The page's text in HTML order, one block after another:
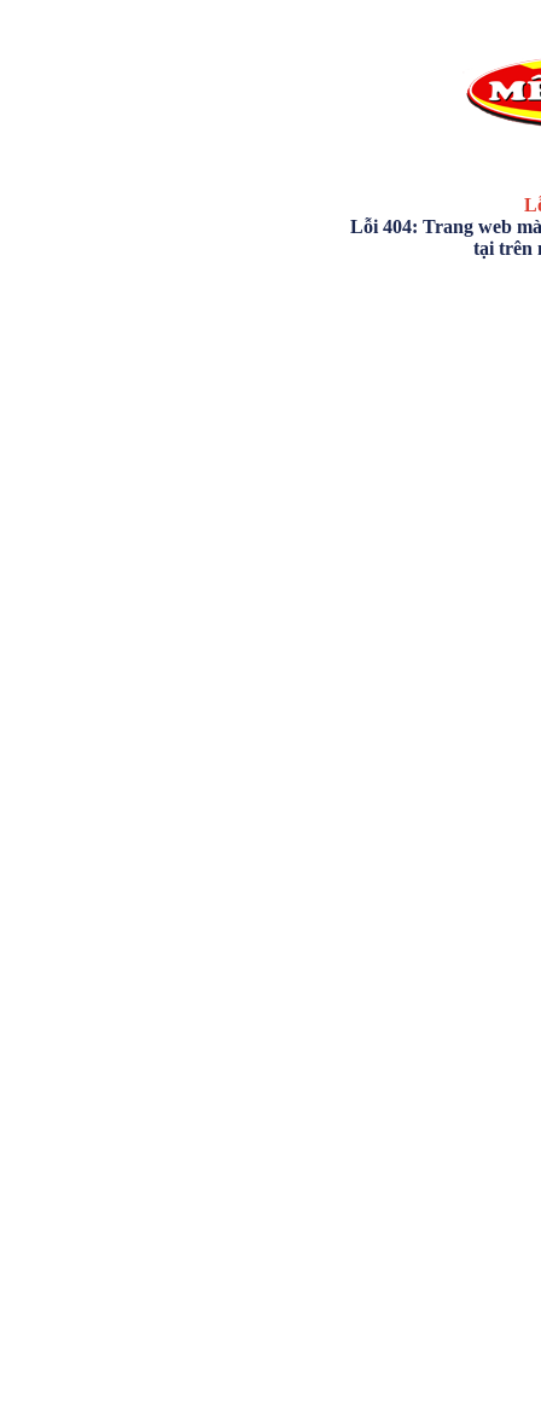
Lỗi 404: Trang web
tại trên